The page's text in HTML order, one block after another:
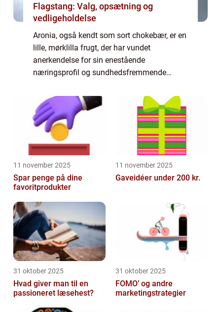
Flagstang: Valg, opsætning og
vedligeholdelse
Aronia, også kendt som sort chokebær, er en
lille, mørklilla frugt, der har vundet
anerkendelse for sin enestående
næringsprofil og sundhedsfremmende
aronia produkter ...
11 november 2025
Spar penge på dine
favoritprodukter
11 november 2025
Gaveidéer under 200 kr.
31 oktober 2025
Hvad giver man til en
passioneret læsehest?
31 oktober 2025
FOMO’ og andre
marketingstrategier